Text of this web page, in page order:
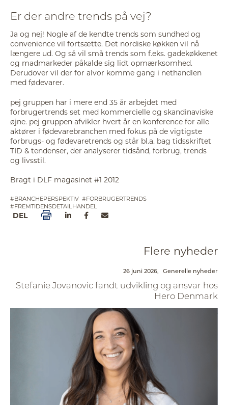
Er der andre trends på vej?
Ja og nej! Nogle af de kendte trends som sundhed og
convenience vil fortsætte. Det nordiske køkken vil nå
længere ud. Og så vil små trends som f.eks. gadekøkkenet
og madmarkeder påkalde sig lidt opmærksomhed.
Derudover vil der for alvor komme gang i nethandlen
med fødevarer.
pej gruppen har i mere end 35 år arbejdet med
forbrugertrends set med kommercielle og skandinaviske
øjne. pej gruppen afvikler hvert år en konference for alle
aktører i fødevarebranchen med fokus på de vigtigste
forbrugs- og fødevaretrends og står bl.a. bag tidsskriftet
TID & tendenser, der analyserer tidsånd, forbrug, trends
og livsstil.
Bragt i DLF magasinet #1 2012
#BRANCHEPERSPEKTIV #FORBRUGERTRENDS
#FREMTIDENSDETAILHANDEL
DEL
Flere nyheder
26 juni 2026, Generelle nyheder
Stefanie Jovanovic fandt udvikling og ansvar hos
Hero Denmark